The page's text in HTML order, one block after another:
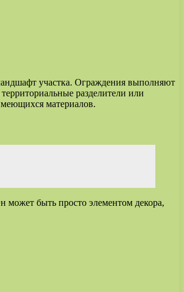
участка. Ограждения выполняют
разделители или
материалов.
может быть просто элементом декора,